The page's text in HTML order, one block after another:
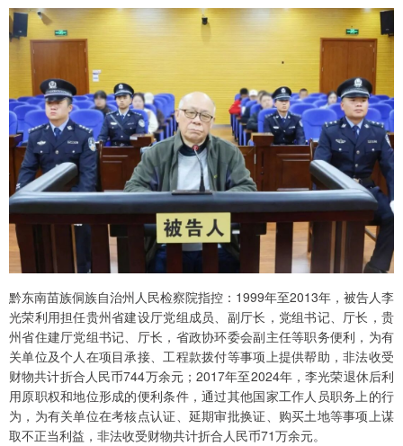
黔东南苗族侗族自治州人民检察院指控：1999年至2013年，被告人李
光荣利用担任贵州省建设厅党组成员、副厅长，党组书记、厅长，贵
州省住建厅党组书记、厅长，省政协环委会副主任等职务便利，为有
关单位及个人在项目承接、工程款拨付等事项上提供帮助，非法收受
财物共计折合人民币744万余元；2017年至2024年，李光荣退休后利
用原职权和地位形成的便利条件，通过其他国家工作人员职务上的行
为，为有关单位在考核点认证、延期审批换证、购买土地等事项上谋
取不正当利益，非法收受财物共计折合人民币71万余元。